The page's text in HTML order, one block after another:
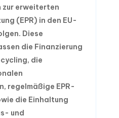
zur erweiterten
(EPR) in den EU-
Diese
die Finanzierung
die
regelmäßige EPR-
die Einhaltung
und